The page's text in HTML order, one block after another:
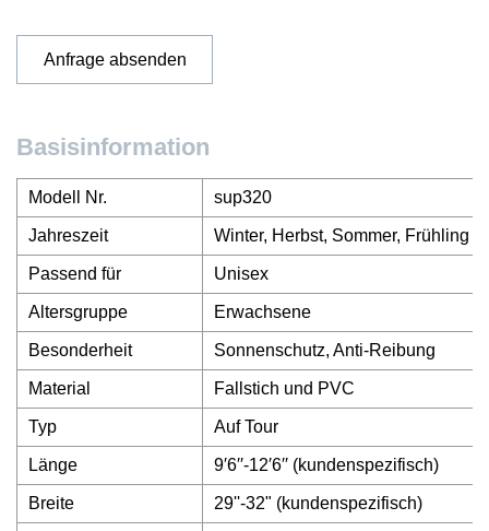
Anfrage absenden
Basisinformation
Modell Nr. sup320
Jahreszeit Winter, Herbst, Sommer, Frühling
Passend für Unisex
Altersgruppe Erwachsene
Besonderheit Sonnenschutz, Anti-Reibung
Material Fallstich und PVC
Typ Auf Tour
Länge 9′6′′-12′6′′ (kundenspezifisch)
Breite 29''-32" (kundenspezifisch)